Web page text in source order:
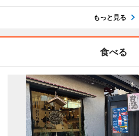
もっと見る
食べる